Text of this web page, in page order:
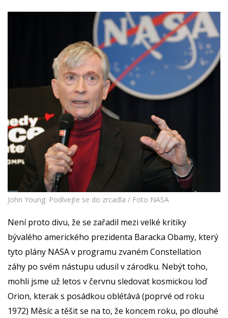
John Young: Podívejte se do zrcadla / Foto NASA
Není proto divu, že se zařadil mezi velké kritiky
bývalého amerického prezidenta Baracka Obamy, který
tyto plány NASA v programu zvaném Constellation
záhy po svém nástupu udusil v zárodku. Nebýt toho,
mohli jsme už letos v červnu sledovat kosmickou loď
Orion, kterak s posádkou oblétává (poprvé od roku
1972) Měsíc a těšit se na to, že koncem roku, po dlouhé